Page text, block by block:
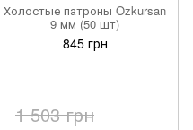
Холостые патроны Ozkursan
9 мм (50 шт)
845 грн
1 503 грн